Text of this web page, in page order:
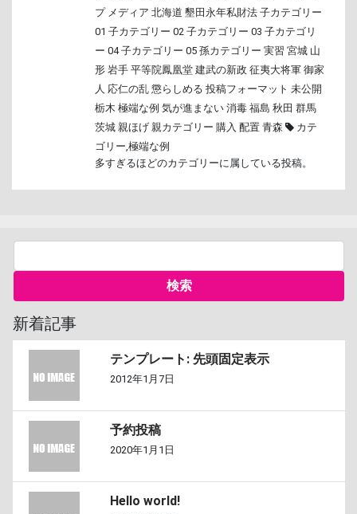
プ メディア 北海道 墾田永年私財法 子カテゴリー
01 子カテゴリー 02 子カテゴリー 03 子カテゴリ
ー 04 子カテゴリー 05 孫カテゴリー 実習 宮城 山
形 岩手 平等院鳳凰堂 建武の新政 征夷大将軍 御家
人 応仁の乱 懲らしめる 投稿フォーマット 未公開
栃木 極端な例 気が進まない 消毒 福島 秋田 群馬
茨城 親ほげ 親カテゴリー 購入 配置 青森
カテ
ゴリー,極端な例
多すぎるほどのカテゴリーに属している投稿。
新着記事
テンプレート: 先頭固定表示
2012年1月7日
予約投稿
2020年1月1日
Hello world!